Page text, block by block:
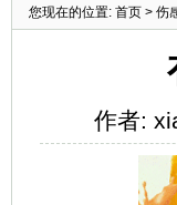
您现在的位置: 首页 > 伤
作者: